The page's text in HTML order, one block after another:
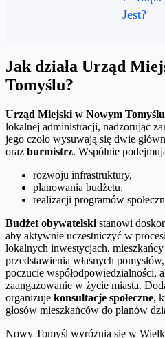
Jest?
Jak działa Urząd
Tomyślu?
Urząd Miejski w Nowym Tomyślu
lokalnej administracji, nadzorując
jego czoło wysuwają się dwie
oraz burmistrz. Wspólnie
rozwoju infrastruktury,
planowania budżetu,
realizacji programów
Budżet obywatelski stanowi
aby aktywnie uczestniczyć w
lokalnych inwestycjach.
przedstawienia własnych
poczucie współodpowiedzialności,
zaangażowanie w życie miasta.
organizuje konsultacje społeczne,
głosów mieszkańców do planów
Nowy Tomyśl wyróżnia się w